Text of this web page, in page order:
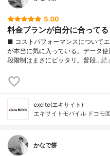
5.00
料金プランが自分に合ってる
■ コストパフォーマンスについて
が本当に気に入っている。データ
段階制はまさにピッタリ。普段…続
excite(エキサイト)
エキサイトモバイル ドコモ
かなで餅